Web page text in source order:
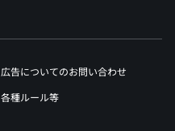
広告についてのお問い合わせ
各種ルール等